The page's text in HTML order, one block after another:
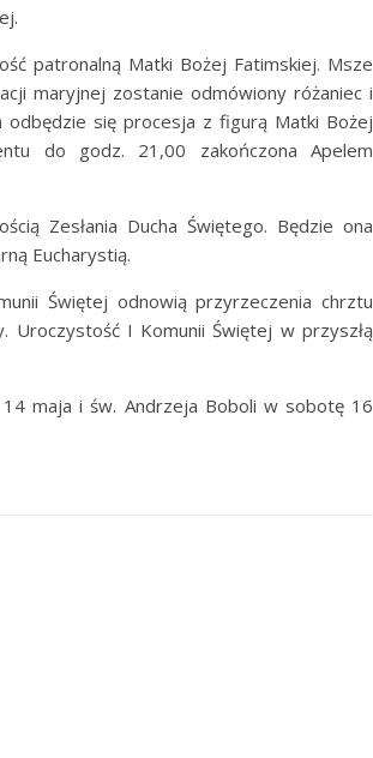
patronalną Matki Bożej Fatimskiej. Msze
maryjnej zostanie odmówiony różaniec i
się procesja z figurą Matki Bożej
do godz. 21,00 zakończona Apelem
Zesłania Ducha Świętego. Będzie ona
Eucharystią.
Świętej odnowią przyrzeczenia chrztu
I Komunii Świętej w przyszłą
maja i św. Andrzeja Boboli w sobotę 16